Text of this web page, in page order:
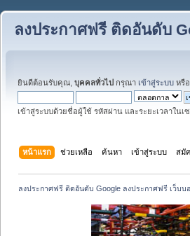
ลงประกาศฟรี ติดอันดับ
ยินดีต้อนรับคุณ, บุคคลทั่วไป กรุณา เข้าสู่ระบบ หรือ
เข้าสู่ระบบด้วยชื่อผู้ใช้ รหัสผ่าน และระยะเวลาในเ
หน้าแรก ช่วยเหลือ ค้นหา เข้าสู่ระบบ สมั
ลงประกาศฟรี ติดอันดับ Google ลงประกาศฟรี เว็บบ